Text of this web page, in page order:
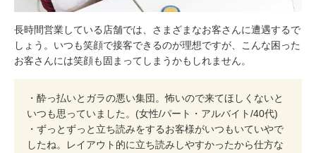
長時間営業している店舗では、さまざまなお客さんに遭遇するで
しょう。いつも笑顔で接客できるのが理想ですが、こんな困った
お客さんには笑顔も固まってしまうかもしれません。
・酔っ払いとガラの悪い集団。怖いので来てほしくないと
いつも思っていました。(女性/パート・アルバイト/40代)
・ずっとずっと立ち読みをするお客様がいつもいていやで
したね。レイアウト的に立ち読みしやすかったから仕方な